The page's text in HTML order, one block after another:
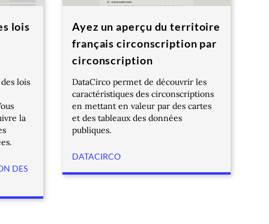
lois
lois
la
DES
Ayez un aperçu du territoire
français circonscription par
circonscription
DataCirco permet de découvrir les
caractéristiques des circonscriptions
en mettant en valeur par des cartes
et des tableaux des données
publiques.
DATACIRCO